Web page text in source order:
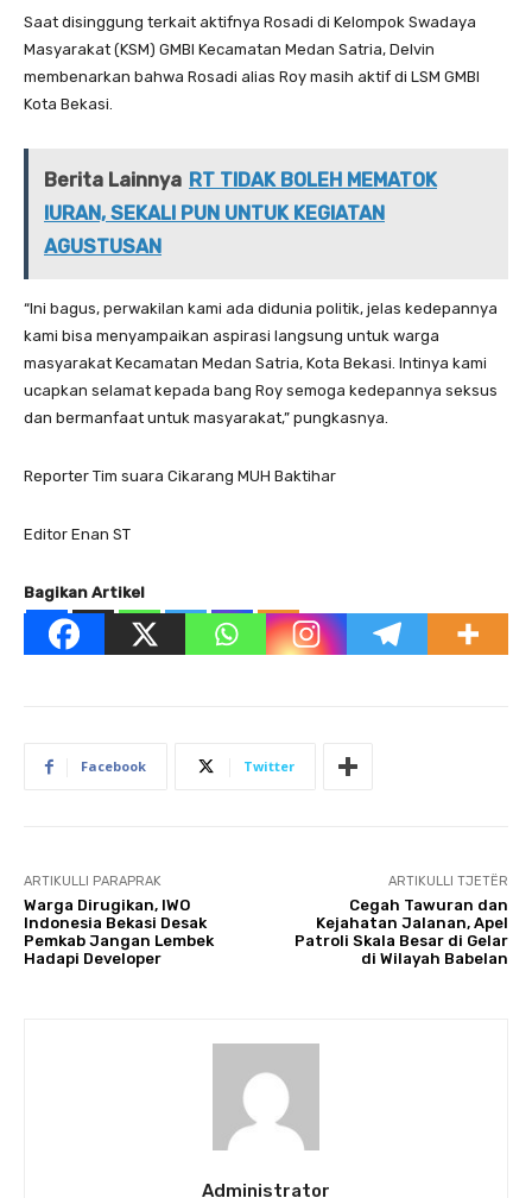
Saat disinggung terkait aktifnya Rosadi di Kelompok Swadaya
Masyarakat (KSM) GMBI Kecamatan Medan Satria, Delvin
membenarkan bahwa Rosadi alias Roy masih aktif di LSM GMBI
Kota Bekasi.
Berita Lainnya RT TIDAK BOLEH MEMATOK
IURAN, SEKALI PUN UNTUK KEGIATAN
AGUSTUSAN
“Ini bagus, perwakilan kami ada didunia politik, jelas kedepannya
kami bisa menyampaikan aspirasi langsung untuk warga
masyarakat Kecamatan Medan Satria, Kota Bekasi. Intinya kami
ucapkan selamat kepada bang Roy semoga kedepannya seksus
dan bermanfaat untuk masyarakat,” pungkasnya.
Reporter Tim suara Cikarang MUH Baktihar
Editor Enan ST
Bagikan Artikel
Facebook Twitter
ARTIKULLI PARAPRAK
Warga Dirugikan, IWO
Indonesia Bekasi Desak
Pemkab Jangan Lembek
Hadapi Developer
ARTIKULLI TJETËR
Cegah Tawuran dan
Kejahatan Jalanan, Apel
Patroli Skala Besar di Gelar
di Wilayah Babelan
Administrator